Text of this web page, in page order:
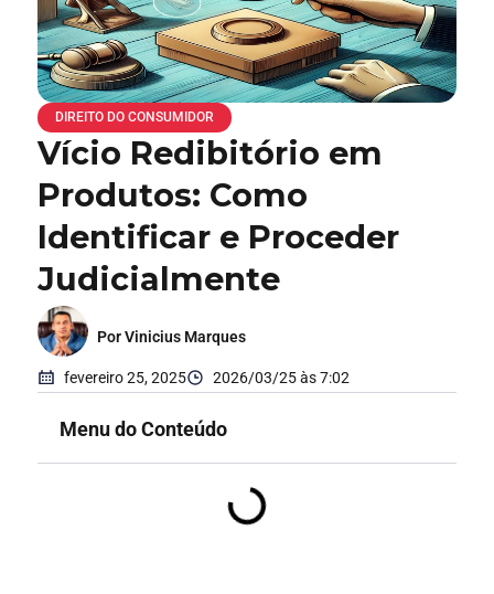
DIREITO DO CONSUMIDOR
Vício Redibitório em
Produtos: Como
Identificar e Proceder
Judicialmente
Por Vinicius Marques
fevereiro 25, 2025 2026/03/25 às 7:02
Menu do Conteúdo